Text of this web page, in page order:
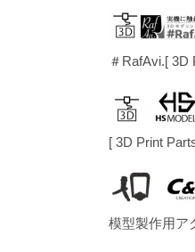
＃RafAvi.[ 3D
[ 3D Print
模型製作用ア